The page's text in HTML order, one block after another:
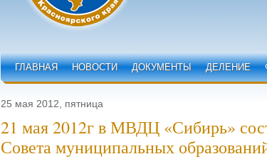
ГЛАВНАЯ НОВОСТИ ДОКУМЕНТЫ ДЕЛЕНИЕ
25 мая 2012, пятница
21 мая 2012г в МВДЦ «Сибирь»
Совета муниципальных